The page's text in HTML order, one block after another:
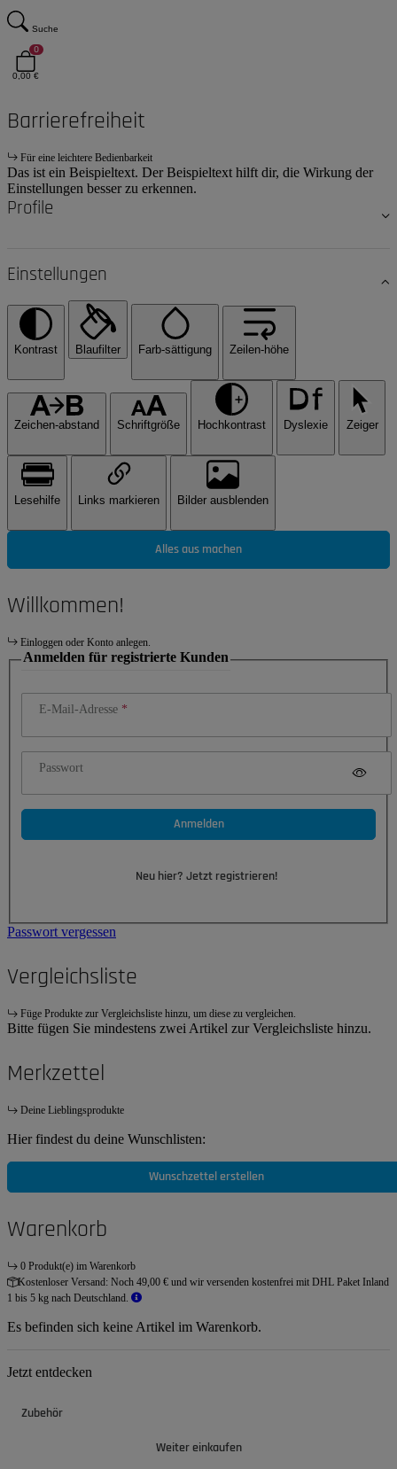
Suche
0
0,00 €
Barrierefreiheit
Für eine leichtere Bedienbarkeit
Das ist ein Beispieltext. Der Beispieltext hilft dir, die Wirkung der
Einstellungen besser zu erkennen.
Profile
Einstellungen
Kontrast Blaufilter Farb-sättigung Zeilen-höhe
Zeichen-abstand Schriftgröße Hochkontrast Dyslexie Zeiger
Lesehilfe Links markieren Bilder ausblenden
Alles aus machen
Willkommen!
Einloggen oder Konto anlegen.
Anmelden für registrierte Kunden
E-Mail-Adresse
Passwort
Anmelden
Neu hier? Jetzt registrieren!
Passwort vergessen
Vergleichsliste
Füge Produkte zur Vergleichsliste hinzu, um diese zu vergleichen.
Bitte fügen Sie mindestens zwei Artikel zur Vergleichsliste hinzu.
Merkzettel
Deine Lieblingsprodukte
Hier findest du deine Wunschlisten:
Wunschzettel erstellen
Warenkorb
0 Produkt(e) im Warenkorb
Kostenloser Versand: Noch 49,00 € und wir versenden kostenfrei mit DHL Paket Inland
1 bis 5 kg nach Deutschland.
Es befinden sich keine Artikel im Warenkorb.
Jetzt entdecken
Zubehör
Weiter einkaufen